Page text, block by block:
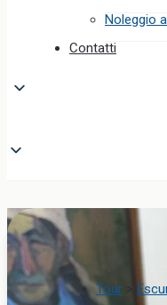
Noleggio
Contatti
Tour